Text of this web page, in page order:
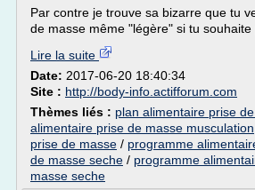
Par contre je trouve sa bizarre que tu
de masse même "légère" si tu souhaite
Lire la suite
Date: 2017-06-20 18:40:34
Site : http://body-info.actifforum.com
Thèmes liés : plan alimentaire prise
alimentaire prise de masse musculation
prise de masse / programme
de masse seche / programme
masse seche